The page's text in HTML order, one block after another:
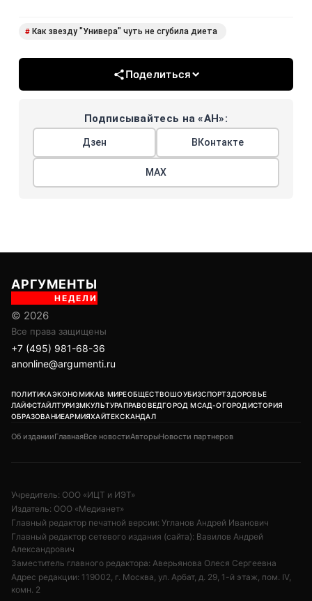
# Как звезду "Универа" чуть не сгубила диета
Поделиться
Подписывайтесь на «АН»:
Дзен ВКонтакте
МАХ
АРГУМЕНТЫ
НЕДЕЛИ
© 2026
Все права защищены
+7 (495) 981-68-36
anonline@argumenti.ru
ПОЛИТИКАЭКОНОМИКАВ МИРЕОБЩЕСТВОШОУБИЗСПОРТЗДОРОВЬЕ
ЛАЙФСТАЙЛТУРИЗМКУЛЬТУРАПРАВОВЕДГОРОД МСАД-ОГОРОДИСТОРИЯ
ОБРАЗОВАНИЕАРМИЯХАЙТЕКСКАНДАЛ
Об изданииГлавнаяВсе новостиАвторыНовости партнеров
Учредитель: ООО «ИЦТ и ИЭТ»
Издатель: ООО «Медианет»
Главный редактор печатной версии: Угланов Андрей Иванович
Главный редактор сетевого издания (сайта): Вавилов Андрей
Александрович
Заместитель главного редактора: Аверьянова Олеся Сергеевна
Адрес редакции: 119002, г. Москва, ул. Арбат, д. 29, 1-й этаж, пом. IV,
комн. 2